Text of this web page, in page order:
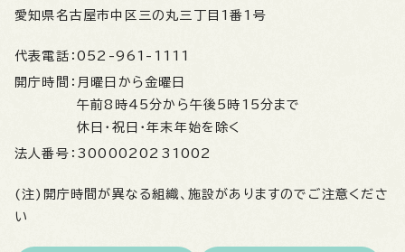
愛知県名古屋市中区三の丸三丁目1番1号
代表電話： 052-961-1111
開庁時間： 月曜日から金曜日
午前8時45分から午後5時15分まで
休日・祝日・年末年始を除く
法人番号： 3000020231002
(注)開庁時間が異なる組織、施設がありますのでご注意くださ
い